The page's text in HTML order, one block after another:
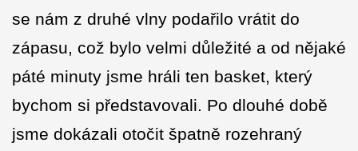
se nám z druhé vlny podařilo vrátit do
zápasu, což bylo velmi důležité a od nějaké
páté minuty jsme hráli ten basket, který
bychom si představovali. Po dlouhé době
jsme dokázali otočit špatně rozehraný